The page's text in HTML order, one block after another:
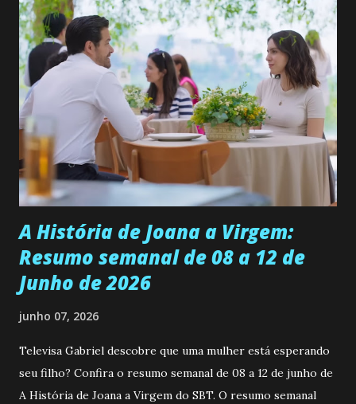
permanecer virgem até encontrar o homem que realmente
ama, o que não é fácil, já que dedica todas as suas energias a
se aprimorar, trabalhando, estudando e se orgulhando de
ser a primeira mulher da família a ingressar na
universidade. Ela tem uma personalidade muito alegre, é
muito madura para a idade, determinada, criativa e
empática. Detesta injustiças e é uma ótima amiga. Pode ser
teimosa e muito persistente quando decide fazer algo.
Durante um exame ginecológico, ela é inseminada por eng...
A História de Joana a Virgem:
Resumo semanal de 08 a 12 de
Junho de 2026
junho 07, 2026
Televisa Gabriel descobre que uma mulher está esperando
seu filho? Confira o resumo semanal de 08 a 12 de junho de
A História de Joana a Virgem do SBT. O resumo semanal